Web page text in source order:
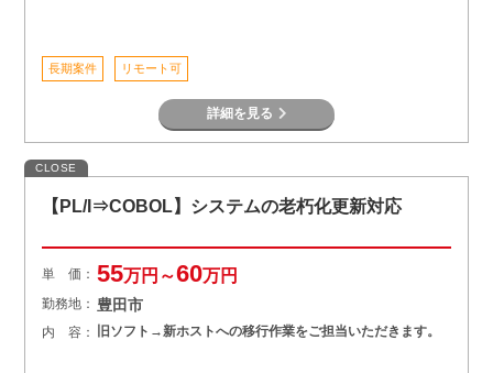
長期案件 リモート可
詳細を見る
CLOSE
【PL/I⇒COBOL】システムの老朽化更新対応
単 価： 55万円～60万円
勤務地： 豊田市
内 容： 旧ソフト→新ホストへの移行作業をご担当いただきます。